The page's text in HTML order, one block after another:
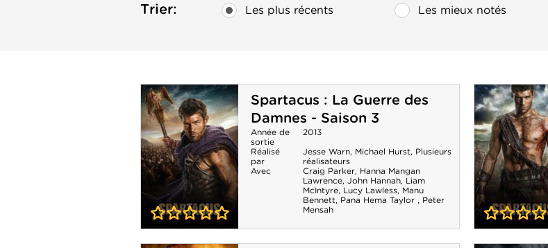
Trier: Les plus récents Les mieux notés
Spartacus : La Guerre des
Damnes - Saison 3
Spartacus : La
Année de
sortie
2013
Réalisé
par
Jesse Warn, Michael Hurst, Plusieurs
réalisateurs
Avec
Craig Parker, Hanna Mangan
Lawrence, John Hannah, Liam
McIntyre, Lucy Lawless, Manu
Bennett, Pana Hema Taylor , Peter
Mensah
Spartacus :